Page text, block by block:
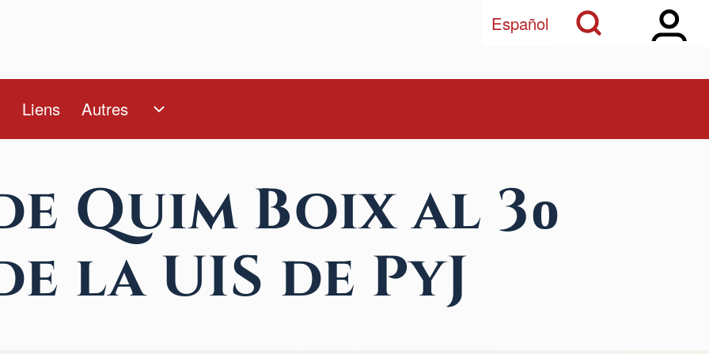
Open Sidebar
Open Search Block
Español
sous-navigation Nous sommes
Liens Autres
sous-navigation Autres
Quim Boix al 3ο
la UIS de PyJ